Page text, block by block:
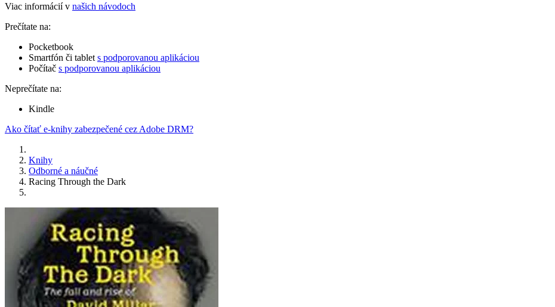
Viac informácií v našich návodoch
Prečítate na:
Pocketbook
Smartfón či tablet s podporovanou aplikáciou
Počítač s podporovanou aplikáciou
Neprečítate na:
Kindle
Ako čítať e-knihy zabezpečené cez Adobe DRM?
Knihy
Odborné a náučné
Racing Through the Dark